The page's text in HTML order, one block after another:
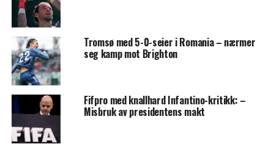
Tromsø med 5-0-seier i Romania – nærmer
seg kamp mot Brighton
Fifpro med knallhard Infantino-kritikk: –
Misbruk av presidentens makt